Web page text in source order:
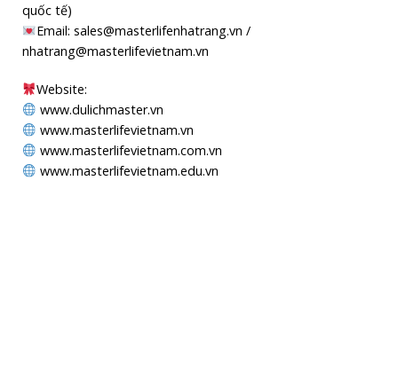
quốc tế)
Email: sales@masterlifenhatrang.vn /
nhatrang@masterlifevietnam.vn
Website:
www.dulichmaster.vn
www.masterlifevietnam.vn
www.masterlifevietnam.com.vn
www.masterlifevietnam.edu.vn